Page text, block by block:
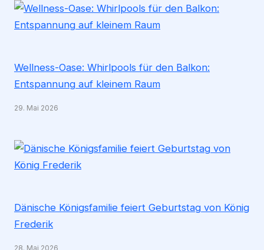
Wellness-Oase: Whirlpools für den Balkon:
Entspannung auf kleinem Raum
29. Mai 2026
Dänische Königsfamilie feiert Geburtstag von König
Frederik
28. Mai 2026